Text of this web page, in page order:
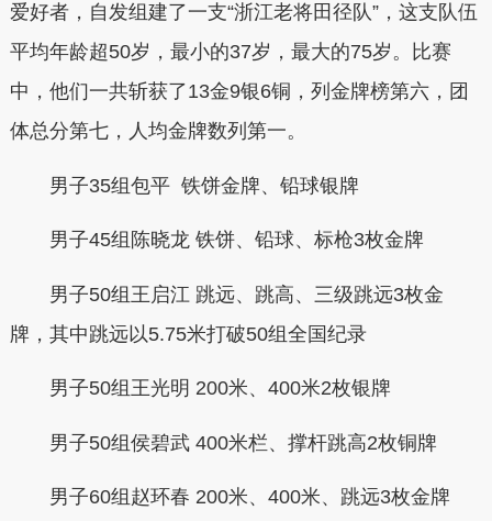
爱好者，自发组建了一支“浙江老将田径队”，这支队伍
平均年龄超50岁，最小的37岁，最大的75岁。比赛
中，他们一共斩获了13金9银6铜， 列金牌榜第六，团
体总分第七，人均金牌数列第一。
男子35组包平 铁饼金牌、铅球银牌
男子45组陈晓龙 铁饼、铅球、标枪3枚金牌
男子50组王启江 跳远、跳高、三级跳远3枚金
牌，其中跳远以5.75米打破50组全国纪录
男子50组王光明 200米、400米2枚银牌
男子50组侯碧武 400米栏、撑杆跳高2枚铜牌
男子60组赵环春 200米、400米、跳远3枚金牌